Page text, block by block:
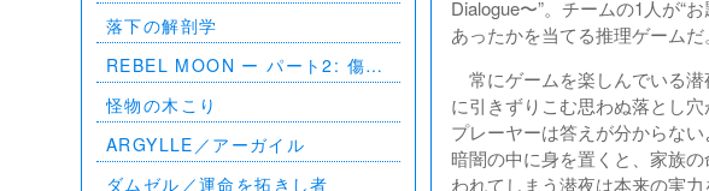
Dialogue〜”。チームの1人が“
あったかを当てる推理ゲームだ。
常にゲームを楽しんでいる
に引きずりこむ思わぬ落とし
プレーヤーは答えが分からな
暗闇の中に身を置くと、家族
われてしまう潜夜は本来の実
落下の解剖学
REBEL MOON ー パート2: 傷跡
を刻む者
怪物の木こり
ARGYLLE／アーガイル
ダムゼル／運命を拓きし者